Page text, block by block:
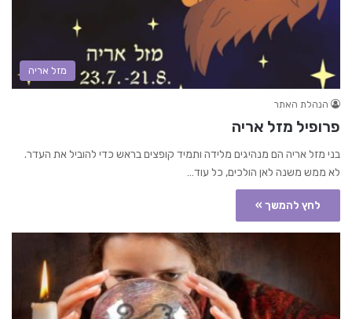
מזל אריה
הנהלת האתר
פרופיל מזל אריה
בני מזל אריה הם מנהיגים מלידה ותמיד קופצים בראש כדי להוביל את העדר.
לא ממש משנה לאן הולכים, כל עוד…
לחץ להמשך »